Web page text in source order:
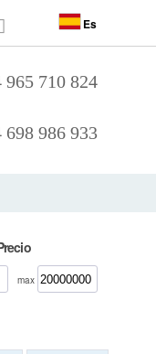
Es
965 710 824
698 986 933
max